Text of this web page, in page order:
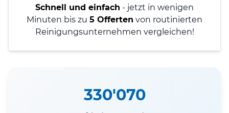
Schnell und einfach - jetzt in wenigen
Minuten bis zu 5 Offerten von routinierten
Reinigungsunternehmen vergleichen!
330'070